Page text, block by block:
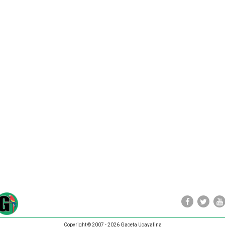
Copyright © 2007 - 2026 Gaceta Ucayalina